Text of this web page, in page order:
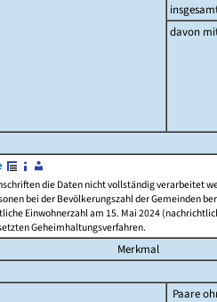
davon
die Daten nicht vollständig verarbeitet
bei der Bevölkerungszahl der Gemeinden
Einwohnerzahl am 15. Mai 2024
Geheimhaltungsverfahren.
Merkmal
Paare